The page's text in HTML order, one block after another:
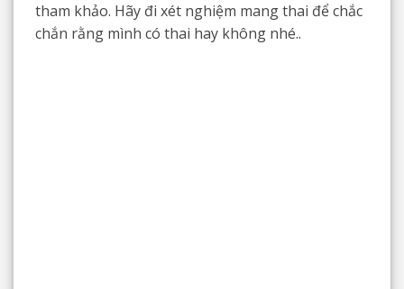
tham khảo. Hãy đi xét nghiệm mang thai để chắc
chắn rằng mình có thai hay không nhé..